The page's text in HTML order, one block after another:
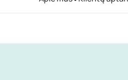
Atidarykite